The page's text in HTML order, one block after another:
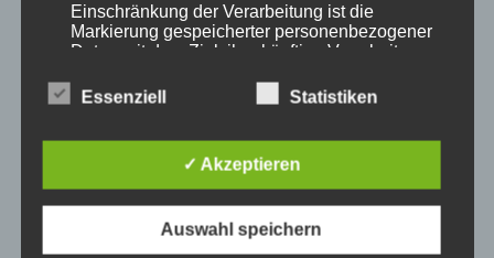
Seychellen: unsere chaotische
Reisevorbereitung
*Alle Verlinkungen in dem Artikel sind Empfehlungen von uns
persönlich, die auf unseren eigenen Erfahrungen basieren.
Hallöchen du Weltenbummler da draußen! Das ist der erste
Einschränkung der Verarbeitung ist die
Markierung gespeicherter personenbezogener
Daten mit dem Ziel, ihre künftige Verarbeitung
e) Profiling
Profiling ist jede Art der automatisierten
Verarbeitung personenbezogener Daten, die
darin besteht, dass diese personenbezogenen
Daten verwendet werden, um bestimmte
Essenziell Statistiken
✓ Akzeptieren
Auswahl speichern